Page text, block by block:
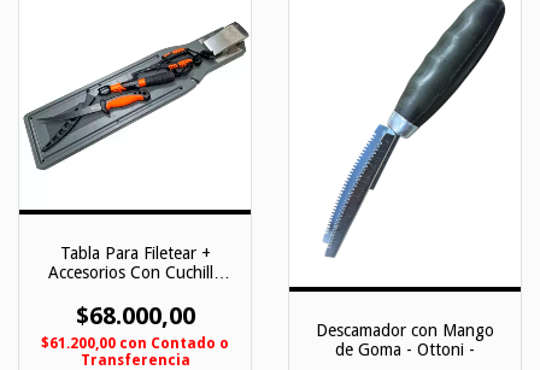
Tabla Para Filetear +
Accesorios Con Cuchillo
XTREME
$68.000,00
$61.200,00 con Contado o
Transferencia
Descamador con Mango
de Goma - Ottoni -